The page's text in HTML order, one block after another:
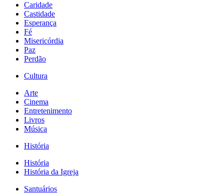
Caridade
Castidade
Esperança
Fé
Misericórdia
Paz
Perdão
Cultura
Arte
Cinema
Entretenimento
Livros
Música
História
História
História da Igreja
Santuários